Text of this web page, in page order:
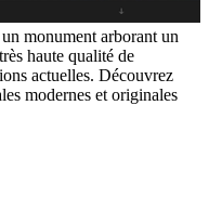
monument arborant un
haute qualité de
actuelles. Découvrez
modernes et originales